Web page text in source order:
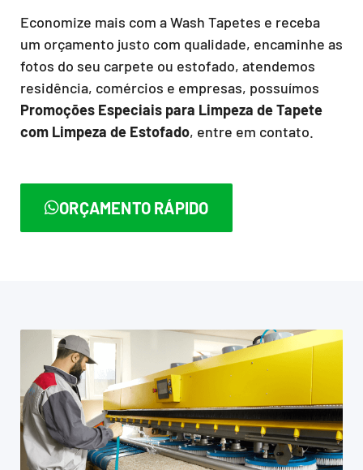
Economize mais com a Wash Tapetes e receba
um orçamento justo com qualidade, encaminhe as
fotos do seu carpete ou estofado, atendemos
residência, comércios e empresas, possuímos
Promoções Especiais para Limpeza de Tapete
com Limpeza de Estofado, entre em contato.
ORÇAMENTO RÁPIDO